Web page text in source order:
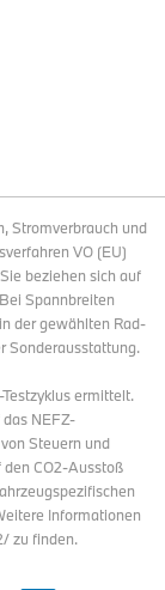
Stromverbrauch und
VO (EU)
beziehen sich auf
Spannbreiten
der gewählten Rad-
Sonderausstattung.
ermittelt.
NEFZ-
Steuern und
CO2-Ausstoß
Informationen
zu finden.